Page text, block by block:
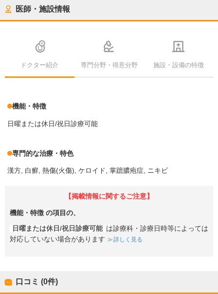
医師・施設情報
ドクター紹介 専門分野・得意分野 施設・設備の特徴
機能・特徴
日曜または休日/祝日診療可能
専門的な治療・特色
漢方 白癬 熱傷(火傷) ケロイド 掌蹠膿疱症 ニキビ
【掲載情報に関するご注意】
機能・特徴 の項目の、
日曜または休日/祝日診療可能 は診療科・診療日時等によっては
対応していない場合があります
詳しく見る
口コミ (0件)